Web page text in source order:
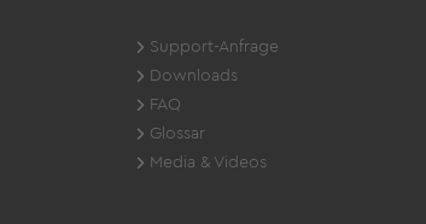
Support-Anfrage
Downloads
FAQ
Glossar
Media & Videos